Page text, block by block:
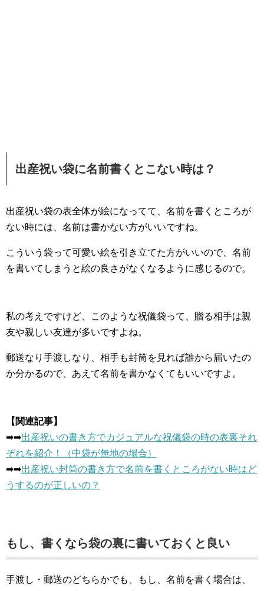
出産祝い袋に名前書くとこない時は？
出産祝い袋の表全体が絵になってて、名前を書くところが
ない時には、名前は書かない方がいいですね。
こういう袋って可愛い絵を引き立てた方がいいので、名前
を書いてしまうと絵の良さがなくなるように感じるので。
私の考えですけど、このような祝儀袋って、贈る相手は親
友や親しい友達が多いですよね。
郵送なり手渡しなり、相手も封筒を見れば誰から届いたの
か分かるので、あえて名前を書かなくてもいいですよ。
【関連記事】
➡︎➡︎出産祝いの書き方でカジュアルな祝儀袋の時の表裏それ
ぞれを紹介！（中袋が無地の場合）
➡︎➡︎出産祝い封筒の書き方で名前を書くところがない時はど
うするのが正しいの？
もし、書くなら袋の裏に書いておくと良い
手渡し・郵送のどちらかでも、もし、名前を書く場合は、